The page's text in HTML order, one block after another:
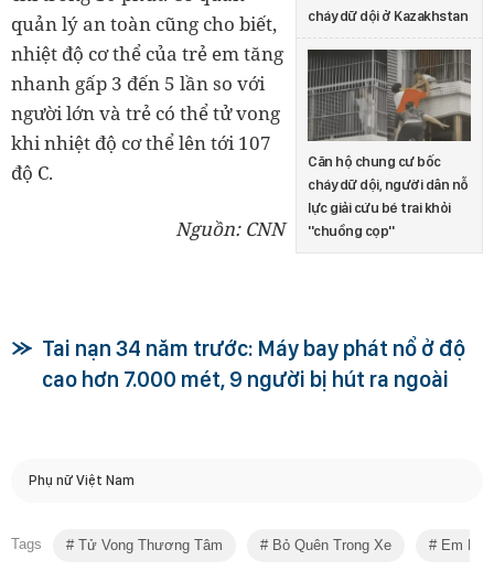
cháy dữ dội ở Kazakhstan
Căn hộ chung cư bốc
cháy dữ dội, người dân nỗ
lực giải cứu bé trai khỏi
''chuồng cọp''
quản lý an toàn cũng cho biết,
nhiệt độ cơ thể của trẻ em tăng
nhanh gấp 3 đến 5 lần so với
người lớn và trẻ có thể tử vong
khi nhiệt độ cơ thể lên tới 107
độ C.
Nguồn: CNN
Tai nạn 34 năm trước: Máy bay phát nổ ở độ
cao hơn 7.000 mét, 9 người bị hút ra ngoài
Phụ nữ Việt Nam
Tags Tử Vong Thương Tâm Bỏ Quên Trong Xe Em Bé